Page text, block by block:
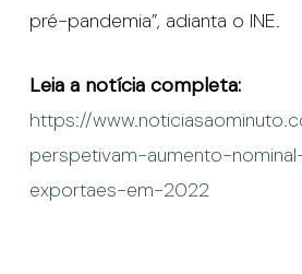
pré-pandemia”, adianta o INE.
Leia a notícia completa:
https://
perspetivam-aumento-
exportaes-em-2022